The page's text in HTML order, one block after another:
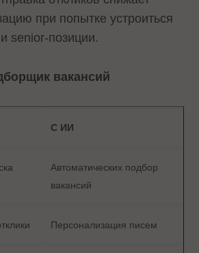
при попытке устроиться
senior-позиции.
вакансий
С ИИ
Автоматических подбор
вакансий
Персонализация писем